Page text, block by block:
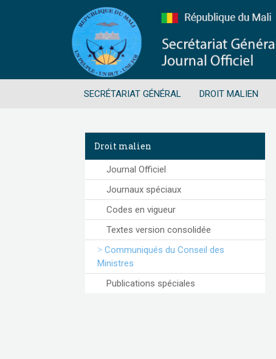
SECRÉTARIAT GÉNÉRAL DROIT MALIEN
Droit malien
Journal Officiel
Journaux spéciaux
Codes en vigueur
Textes version consolidée
Communiqués du Conseil des
Ministres
Publications spéciales